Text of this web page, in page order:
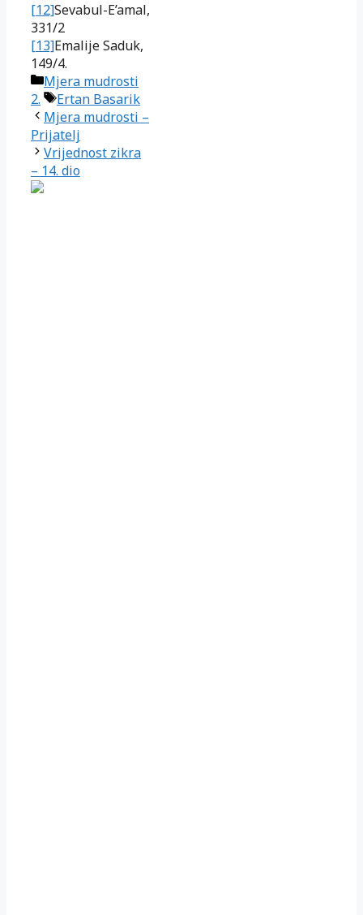
[12]Sevabul-E’amal,
331/2
[13]Emalije Saduk,
149/4.
Kategorije
Mjera mudrosti
2.
Oznake
Ertan Basarik
Mjera mudrosti –
Prijatelj
Vrijednost zikra
– 14. dio